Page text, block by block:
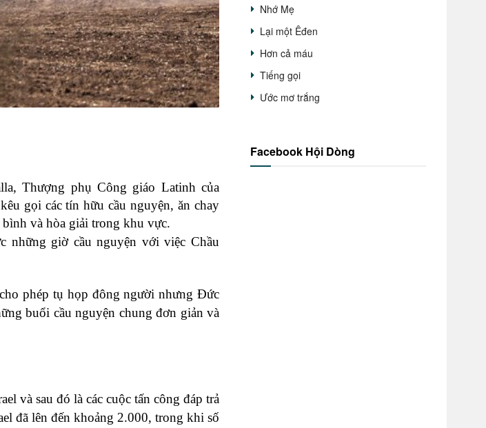
Thượng phụ Công giáo Latinh của
gọi các tín hữu cầu nguyện, ăn chay
và hòa giải trong khu vực.
những giờ cầu nguyện với việc Chầu
phép tụ họp đông người nhưng Đức
buổi cầu nguyện chung đơn giản và
và sau đó là các cuộc tấn công đáp trả
đã lên đến khoảng 2.000, trong khi số
Nhớ Mẹ
Lại một Êđen
Hơn cả máu
Tiếng gọi
Ước mơ trắng
Facebook Hội Dòng